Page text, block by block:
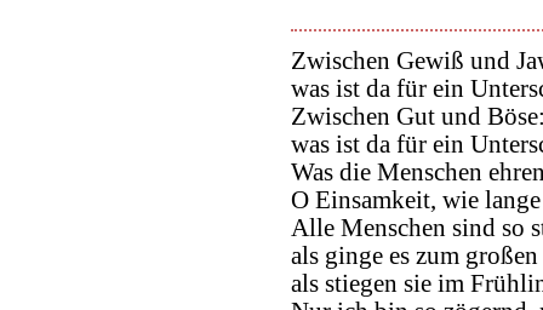
Zwischen Gewiß und
was ist da für ein
Zwischen Gut und
was ist da für ein
Was die Menschen
O Einsamkeit, wie
Alle Menschen sind so
als ginge es zum
als stiegen sie im